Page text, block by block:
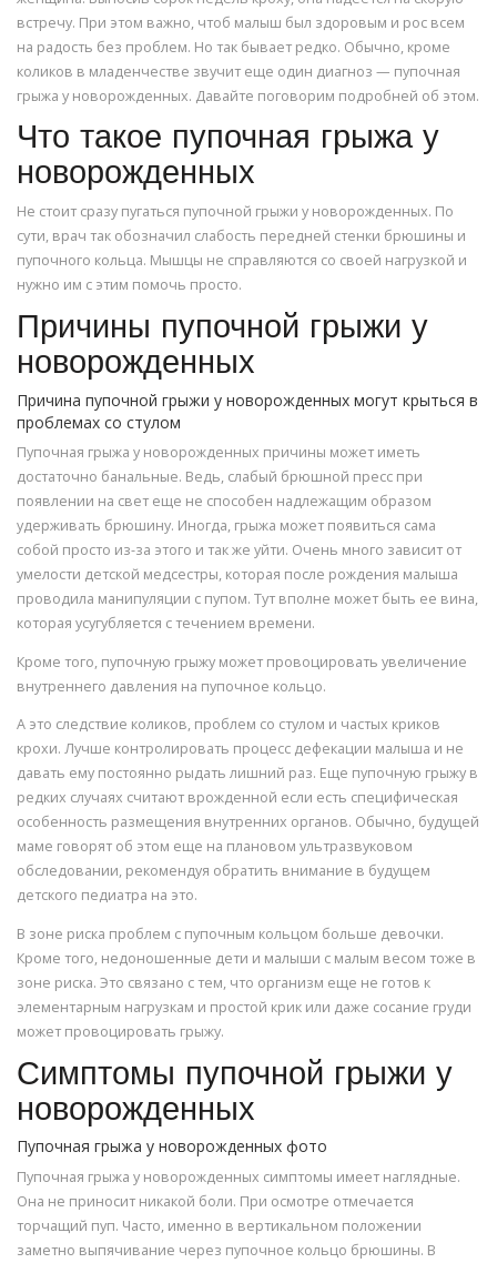
встречу. При этом важно, чтоб малыш был здоровым и рос всем
на радость без проблем. Но так бывает редко. Обычно, кроме
коликов в младенчестве звучит еще один диагноз — пупочная
грыжа у новорожденных. Давайте поговорим подробней об этом.
Что такое пупочная грыжа у
новорожденных
Не стоит сразу пугаться пупочной грыжи у новорожденных. По
сути, врач так обозначил слабость передней стенки брюшины и
пупочного кольца. Мышцы не справляются со своей нагрузкой и
нужно им с этим помочь просто.
Причины пупочной грыжи у
новорожденных
Причина пупочной грыжи у новорожденных могут крыться в
проблемах со стулом
Пупочная грыжа у новорожденных причины может иметь
достаточно банальные. Ведь, слабый брюшной пресс при
появлении на свет еще не способен надлежащим образом
удерживать брюшину. Иногда, грыжа может появиться сама
собой просто из-за этого и так же уйти. Очень много зависит от
умелости детской медсестры, которая после рождения малыша
проводила манипуляции с пупом. Тут вполне может быть ее вина,
которая усугубляется с течением времени.
Кроме того, пупочную грыжу может провоцировать увеличение
внутреннего давления на пупочное кольцо.
А это следствие коликов, проблем со стулом и частых криков
крохи. Лучше контролировать процесс дефекации малыша и не
давать ему постоянно рыдать лишний раз. Еще пупочную грыжу в
редких случаях считают врожденной если есть специфическая
особенность размещения внутренних органов. Обычно, будущей
маме говорят об этом еще на плановом ультразвуковом
обследовании, рекомендуя обратить внимание в будущем
детского педиатра на это.
В зоне риска проблем с пупочным кольцом больше девочки.
Кроме того, недоношенные дети и малыши с малым весом тоже в
зоне риска. Это связано с тем, что организм еще не готов к
элементарным нагрузкам и простой крик или даже сосание груди
может провоцировать грыжу.
Симптомы пупочной грыжи у
новорожденных
Пупочная грыжа у новорожденных фото
Пупочная грыжа у новорожденных симптомы имеет наглядные.
Она не приносит никакой боли. При осмотре отмечается
торчащий пуп. Часто, именно в вертикальном положении
заметно выпячивание через пупочное кольцо брюшины. В